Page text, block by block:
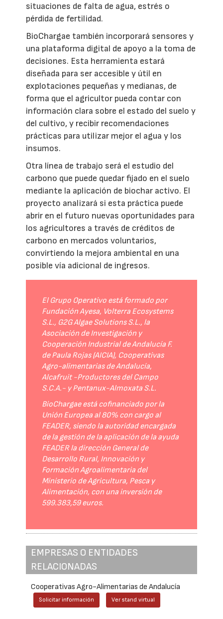
situaciones de falta de agua, estrés o
pérdida de fertilidad.
BioChargae también incorporará sensores y
una plataforma digital de apoyo a la toma de
decisiones. Esta herramienta estará
diseñada para ser accesible y útil en
explotaciones pequeñas y medianas, de
forma que el agricultor pueda contar con
información clara sobre el estado del suelo y
del cultivo, y recibir recomendaciones
prácticas para utilizar mejor el agua y los
insumos.
Otra línea de trabajo será el estudio del
carbono que puede quedar fijado en el suelo
mediante la aplicación de biochar activo. El
proyecto analizará si esta práctica puede
abrir en el futuro nuevas oportunidades para
los agricultores a través de créditos de
carbono en mercados voluntarios,
convirtiendo la mejora ambiental en una
posible vía adicional de ingresos.
El Grupo Operativo está formado por
Fundación Ayesa, Volterra Ecosystems
S.L., G2G Algae Solutions S.L., la
Asociación de Investigación y
Cooperación Industrial de Andalucía F.
de Paula Rojas (AICIA), Cooperativas
Agro-alimentarias de Andalucía,
Alcafruit -Productores del Campo
S.C.A.- y Pentanux-Almoxata S.L.
BioChargae está cofinanciado por la
Unión Europea al 80% con cargo al
FEADER, siendo la autoridad encargada
de la gestión de la aplicación de la ayuda
FEADER la dirección General de
Desarrollo Rural, Innovación y
Formación Agroalimentaria del
Ministerio de Agricultura, Pesca y
Alimentación, con una inversión de
599.383,59 euros.
EMPRESAS O ENTIDADES
RELACIONADAS
Cooperativas Agro-Alimentarias de Andalucía
Solicitar información Ver stand virtual